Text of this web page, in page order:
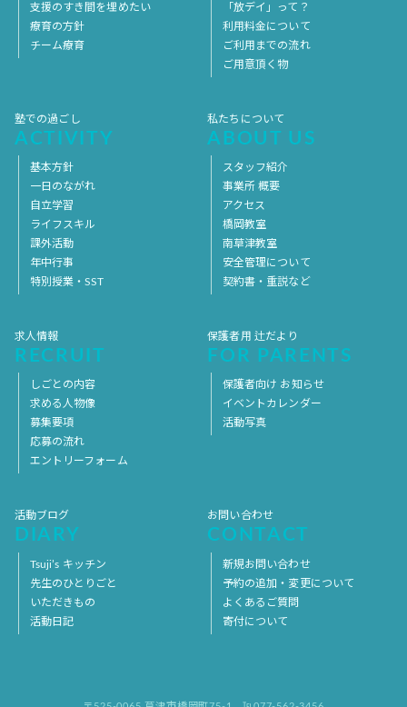
支援のすき間を埋めたい
療育の方針
チーム療育
「放デイ」って？
利用料金について
ご利用までの流れ
ご用意頂く物
塾での過ごし
ACTIVITY
基本方針
一日のながれ
自立学習
ライフスキル
課外活動
年中行事
特別授業・SST
私たちについて
ABOUT US
スタッフ紹介
事業所 概要
アクセス
橋岡教室
南草津教室
安全管理について
契約書・重説など
求人情報
RECRUIT
しごとの内容
求める人物像
募集要項
応募の流れ
エントリーフォーム
保護者用 辻だより
FOR PARENTS
保護者向け お知らせ
イベントカレンダー
活動写真
活動ブログ
DIARY
Tsuji’s キッチン
先生のひとりごと
いただきもの
活動日記
お問い合わせ
CONTACT
新規お問い合わせ
予約の追加・変更について
よくあるご質問
寄付について